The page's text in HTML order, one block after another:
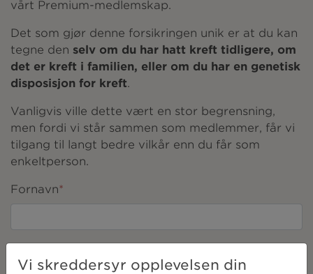
vårt Premium-medlemskap.
Det som gjør denne forsikringen unik er at du kan
tegne den selv om du har hatt kreft tidligere, om
det er kreft i familien, eller om du har en genetisk
disposisjon for kreft.
Vanligvis ville dette vært en stor begrensning,
men fordi vi står sammen som medlemmer, får vi
tilgang til langt bedre vilkår enn du får som
enkeltperson.
Fornavn*
Vi skreddersyr opplevelsen din